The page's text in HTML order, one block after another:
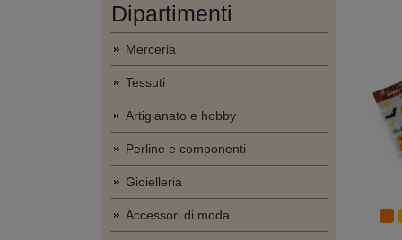
Dipartimenti
Merceria
Tessuti
Artigianato e hobby
Perline e componenti
Gioielleria
Accessori di moda